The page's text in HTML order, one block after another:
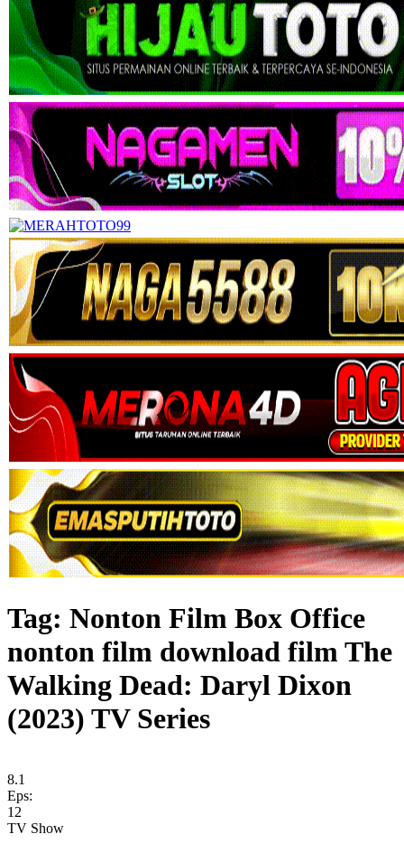
Tag: Nonton Film Box Office
nonton film download film The
Walking Dead: Daryl Dixon
(2023) TV Series
8.1
Eps:
12
TV Show